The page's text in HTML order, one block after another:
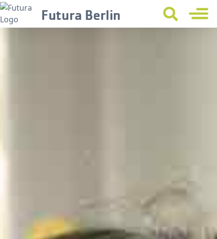
Futura Berlin